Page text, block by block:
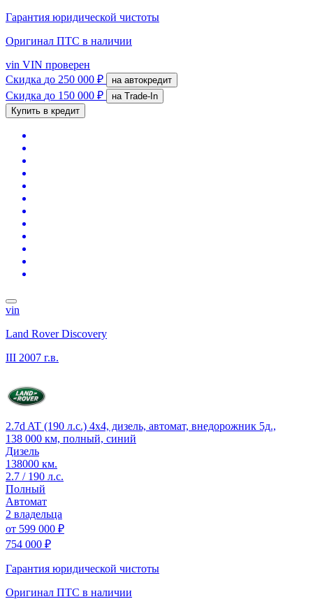
Гарантия юридической чистоты
Оригинал ПТС в наличии
vin VIN проверен
Скидка до 250 000 ₽ на автокредит
Скидка до 150 000 ₽
на Trade-In
Купить в кредит
vin
Land Rover Discovery
III 2007 г.в.
2.7d AT (190 л.с.) 4x4, дизель, автомат, внедорожник 5д.,
138 000 км, полный, синий
Дизель
138000 км.
2.7 / 190 л.с.
Полный
Автомат
2 владельца
от 599 000 ₽
754 000 ₽
Гарантия юридической чистоты
Оригинал ПТС в наличии